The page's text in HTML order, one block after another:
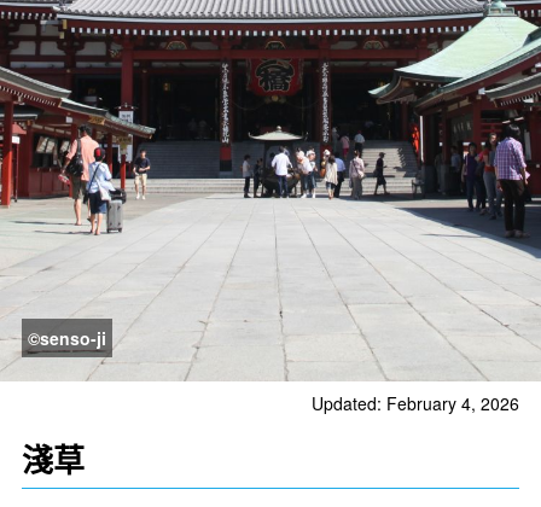
©senso-ji
Updated: February 4, 2026
淺草